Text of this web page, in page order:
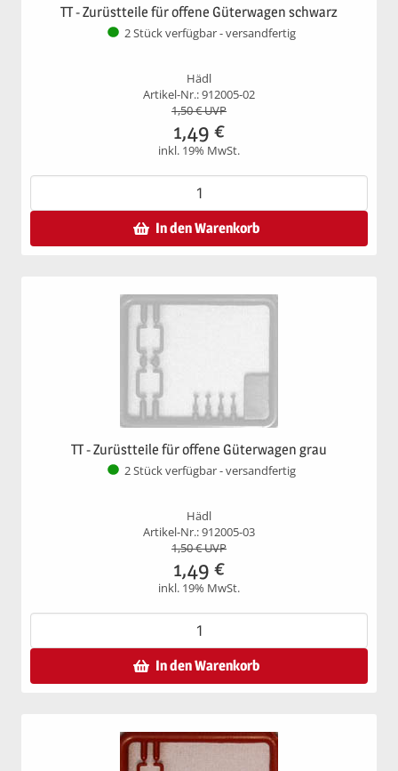
TT - Zurüstteile für offene Güterwagen schwarz
2 Stück verfügbar - versandfertig
Hädl
Artikel-Nr.: 912005-02
1,50€ UVP
1,49 €
inkl. 19% MwSt.
In den Warenkorb
TT - Zurüstteile für offene Güterwagen grau
2 Stück verfügbar - versandfertig
Hädl
Artikel-Nr.: 912005-03
1,50€ UVP
1,49 €
inkl. 19% MwSt.
In den Warenkorb